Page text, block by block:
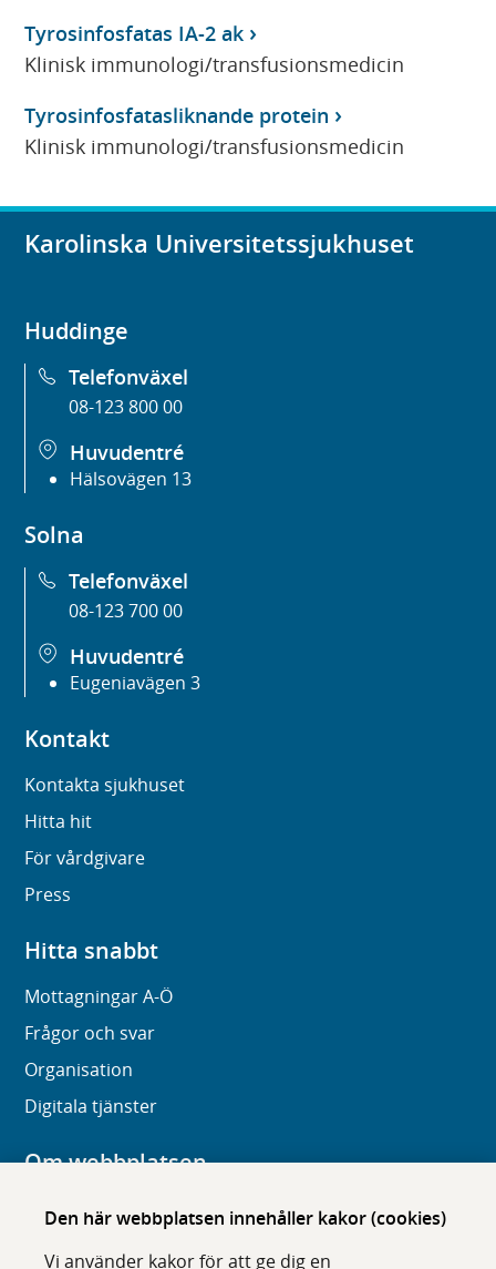
Den här webbplatsen innehåller kakor (cookies)
Vi använder kakor för att ge dig en
Tyrosinfosfatas IA-2 ak
Klinisk immunologi/transfusionsmedicin
Tyrosinfosfatasliknande protein
Klinisk immunologi/transfusionsmedicin
Karolinska Universitetssjukhuset
Huddinge
Telefonväxel
08-123 800 00
Huvudentré
Hälsovägen 13
Solna
Telefonväxel
08-123 700 00
Huvudentré
Eugeniavägen 3
Kontakt
Kontakta sjukhuset
Hitta hit
För vårdgivare
Press
Hitta snabbt
Mottagningar A-Ö
Frågor och svar
Organisation
Digitala tjänster
Om webbplatsen
Om karolinska.se